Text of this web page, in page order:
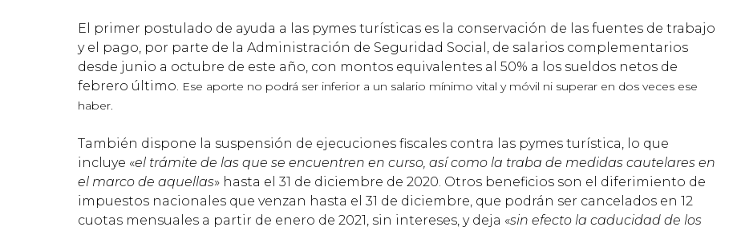
El primer postulado de ayuda a las pymes turísticas es la conservación de las fuentes de trabajo
y el pago, por parte de la Administración de Seguridad Social, de salarios complementarios
desde junio a octubre de este año, con montos equivalentes al 50% a los sueldos netos de
febrero último. Ese aporte no podrá ser inferior a un salario mínimo vital y móvil ni superar en dos veces ese
haber.
También dispone la suspensión de ejecuciones fiscales contra las pymes turística, lo que
incluye «el trámite de las que se encuentren en curso, así como la traba de medidas cautelares en
el marco de aquellas» hasta el 31 de diciembre de 2020. Otros beneficios son el diferimiento de
impuestos nacionales que venzan hasta el 31 de diciembre, que podrán ser cancelados en 12
cuotas mensuales a partir de enero de 2021, sin intereses, y deja «sin efecto la caducidad de los